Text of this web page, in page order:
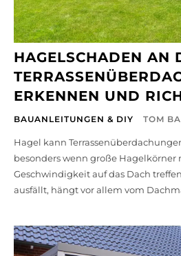
HAGELSCHADEN AN
ERKENNEN UND
BAUANLEITUNGEN & DIY TOM
Hagel kann
besonders wenn große Hagelkörner
Geschwindigkeit auf das Dach
ausfällt, hängt vor allem vom